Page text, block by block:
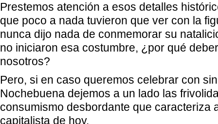
Prestemos atención a esos detalles
que poco a nada tuvieron que ver con la
nunca dijo nada de conmemorar su
no iniciaron esa costumbre, ¿por qué
nosotros?
Pero, si en caso queremos celebrar con
Nochebuena dejemos a un lado las
consumismo desbordante que caracteriza
capitalista de hoy.